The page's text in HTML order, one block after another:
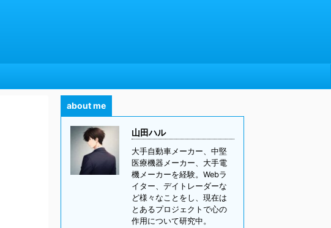
about me
山田ハル
大手自動車メーカー、中堅
医療機器メーカー、大手電
機メーカーを経験。Webラ
イター、デイトレーダーな
ど様々なことをし、現在は
とあるプロジェクトで心の
作用について研究中。